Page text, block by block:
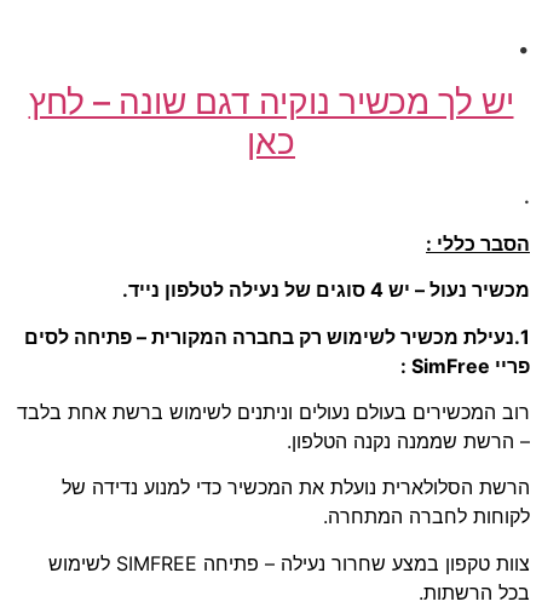
.
יש לך מכשיר נוקיה דגם שונה – לחץ
כאן
.
הסבר כללי :
מכשיר נעול – יש 4 סוגים של נעילה לטלפון נייד.
1.נעילת מכשיר לשימוש רק בחברה המקורית – פתיחה לסים
פריי SimFree :
רוב המכשירים בעולם נעולים וניתנים לשימוש ברשת אחת בלבד
– הרשת שממנה נקנה הטלפון.
הרשת הסלולארית נועלת את המכשיר כדי למנוע נדידה של
לקוחות לחברה המתחרה.
צוות טקפון במצע שחרור נעילה – פתיחה SIMFREE לשימוש
בכל הרשתות.